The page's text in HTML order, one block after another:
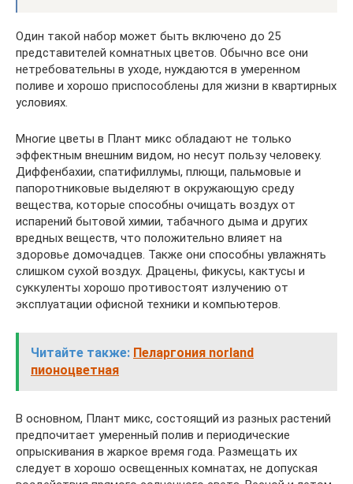
Один такой набор может быть включено до 25
представителей комнатных цветов. Обычно все они
нетребовательны в уходе, нуждаются в умеренном
поливе и хорошо приспособлены для жизни в квартирных
условиях.
Многие цветы в Плант микс обладают не только
эффектным внешним видом, но несут пользу человеку.
Диффенбахии, спатифиллумы, плющи, пальмовые и
папоротниковые выделяют в окружающую среду
вещества, которые способны очищать воздух от
испарений бытовой химии, табачного дыма и других
вредных веществ, что положительно влияет на
здоровье домочадцев. Также они способны увлажнять
слишком сухой воздух. Драцены, фикусы, кактусы и
суккуленты хорошо противостоят излучению от
эксплуатации офисной техники и компьютеров.
Читайте также: Пеларгония norland
пионоцветная
В основном, Плант микс, состоящий из разных растений
предпочитает умеренный полив и периодические
опрыскивания в жаркое время года. Размещать их
следует в хорошо освещенных комнатах, не допуская